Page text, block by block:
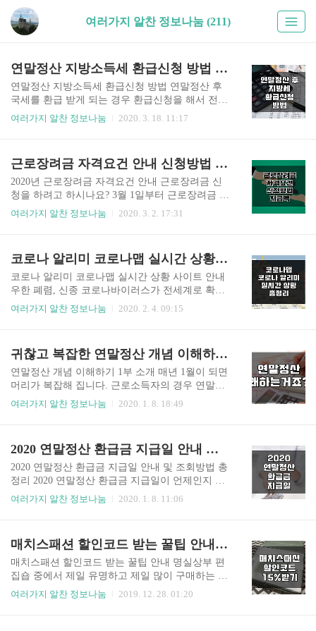
여러가지 알찬 정보나눔 (211)
연말정산 지방소득세 환급신청 방법 위택스 지방세환급 신청기간 안내
연말정산 지방소득세 환급신청 방법 연말정산 후
국세를 환급 받게 되는 경우 환급신청을 해서 전체
금액을 한꺼번에 환급 받는 방법이 있고 차기이월
만 지방소득세는 별도로 신청을 해야 합니다. 오늘
은 연말정산 지방소득세 환급신청 방법에 대해 안
내해 드리겠습니다. 저희 회사는 올해 한 번에 환급
신청을 해서 환급을 받아 회사 계좌로 국세환급금
이 잘 이체가 되어 들어왔습니다. 그런데 문제는 지
사가 알아서 각 지방자치단체에 신청을 해야 합니
다. 신청을 안하면 환급을 안해줍니다. 왜냐하면..
여러가지 알찬 정보나눔 2020. 3. 18. 11:17
근로장려금 자격요건 안내 신청방법 기간 지급액 정보 총정리 2020년(최신내용)
2020년 근로장려금 자격요건 안내 근로장려금 신
청을 하려고 하시나요? 3월 1일부터 근로장려금 신
청이 시작되었습니다. 반기 근로장려금 신청기간
로장려금 신청이 시작되었습니다. 근로장려금은
빈곤층 근로자 가구에 근로소득 규모에 따라 현금
을 차등 지급해주는 제도입니다. 2006년 도입되어
2015년부터 지급대상을 자영업자까지 확대했습니
다. 2018년까지는 전년도 소득을 기준으로 5월에
와 근로유인 효과가 낮다는 의견과 함께 2019년부
터 저소득 근로소득자에 대해 6개..
여러가지 알찬 정보나눔 2020. 3. 2. 17:31
코로나 알리미 코로나맵 실시간 상황 링크 안내 사용법(+추가) 확진자 이동경로
코로나 알리미 코로나맵 실시간 상황 사이트 안내
우한 폐렴, 신종 코로나바이러스가 전세계로 확산
되면서 우리나라의 확진자가 15명으로 늘어났습니
의 공포 속에서 우리나라 대학생들이 코로나맵에
이어 코로나 알리미 사이트를 개발해서 화제입니
다. 해당 사이트 링크 뿐 아니라 사용 방법에 대해
알려드리겠습니다. 코로나맵 경희대 학생이 만든
코로나맵은 질병관리본부에서 발표한 확진자 경로
맵을 보면 확진자들의 이동경로를 점으로 표기되
어 있으며 확진자들의 이동경로를 한 눈에 확..
여러가지 알찬 정보나눔 2020. 2. 4. 09:15
귀찮고 복잡한 연말정산 개념 이해하기 안내 - 제 1부
연말정산 개념 이해하기 1부 소개 매년 1월이 되면
머리가 복잡해 집니다. 근로소득자의 경우 연말정
산이라는 것을 하는데요. 1800만명이 넘는 근로자
탄을 맞을 수도 있기 때문에 꼭 해야 합니다. 왜 연
말정산을 해야하는지 연말정산이 무엇인지 잘 모
르는 분들은 아래 내용을 참고하시기 바랍니다. 한
해를 마무리하고 새 해가 시작되면 모든 것이 새로
워지지 않습니다. 지난 해의 소득에 대한 정산이 필
난 1년 동안 내가 납부한 세금을 다시 한 번 점검하
는 것입니다. 그래서 혹..
여러가지 알찬 정보나눔 2020. 1. 8. 18:49
2020 연말정산 환급금 지급일 안내 환급금 조회 방법 총정리 손택스 연말정산 간편계산기
2020 연말정산 환급금 지급일 안내 및 조회방법 총
정리 2020 연말정산 환급금 지급일이 언제인지 궁
금하신가요? 환급금 조회 방법도 알고 싶으시죠? 2
득자가 궁금해 하는 것은 연말정산 환급금이 얼마
나 되고 지급일이 언제인지입니다. 2020 연말정산
을 통해 연말정산 환급금이 어떻게 되는지 알아보
고 환급금 지급일을 안내해 드리겠습니다. ▶ 연말
정산이란? 2020 연말정산의 경우 2019년의 1년간
여러가지 알찬 정보나눔 2020. 1. 8. 11:06
매치스패션 할인코드 받는 꿀팁 안내 15% 할인코드
매치스패션 할인코드 받는 꿀팁 안내 명실상부 편
집숍 중에서 제일 유명하고 제일 많이 구매하는 사
이트가 있다면 바로 매치스패션이 아닐까요? 제일
여러가지 알찬 정보나눔 2019. 12. 28. 01:20